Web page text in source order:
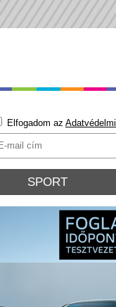
Elfogadom az
SPORT